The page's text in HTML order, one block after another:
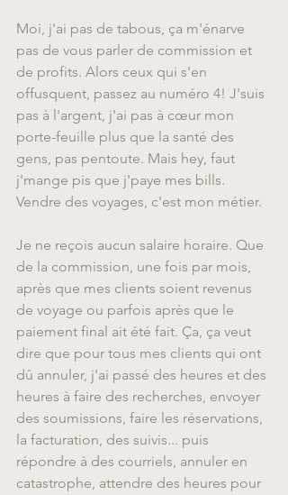
Moi, j'ai pas de tabous, ça m'énarve
pas de vous parler de commission et
de profits. Alors ceux qui s'en
offusquent, passez au numéro 4! J'suis
pas à l'argent, j'ai pas à cœur mon
porte-feuille plus que la santé des
gens, pas pentoute. Mais hey, faut
j'mange pis que j'paye mes bills.
Vendre des voyages, c'est mon métier.
Je ne reçois aucun salaire horaire. Que
de la commission, une fois par mois,
après que mes clients soient revenus
de voyage ou parfois après que le
paiement final ait été fait. Ça, ça veut
dire que pour tous mes clients qui ont
dû annuler, j'ai passé des heures et des
heures à faire des recherches, envoyer
des soumissions, faire les réservations,
la facturation, des suivis... puis
répondre à des courriels, annuler en
catastrophe, attendre des heures pour